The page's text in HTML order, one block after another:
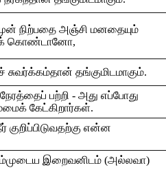
நிற்பதை அஞ்சி மனதையும்
கொண்டானோ,
சுவர்க்கம்தான் தங்குமிடமாகும்.
பற்றி - அது எப்போது
கேட்கிறார்கள்.
குறிப்பிடுவதற்கு என்ன
இறைவனிடம் (அல்லவா)